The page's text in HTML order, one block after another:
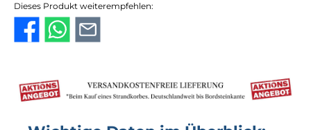
Dieses Produkt weiterempfehlen: